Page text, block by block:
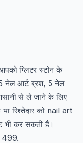
ग्लिटर स्टोन के
नेल आर्ट ब्रश, 5 नेल
से ले जाने के लिए
रिश्तेदार को nail art
भी कर सकती हैं।
499.